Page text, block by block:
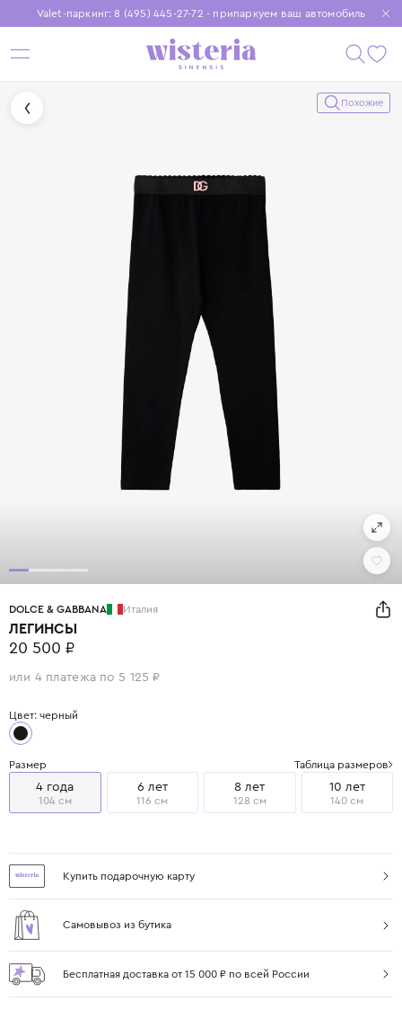
Valet-паркинг: 8 (495) 445-27-72 - припаркуем ваш автомобиль
Бесплатная доставка при заказе от 15 000 ₽
Установите приложение, чтобы покупки были еще удобнее
Похожие
DOLCE & GABBANA Италия
ЛЕГИНСЫ
20 500 ₽
или 4 платежа по 5 125 ₽
Цвет: черный
Размер Таблица размеров
4 года
104 см
6 лет
116 см
8 лет
128 см
10 лет
140 см
Купить подарочную карту
Самовывоз из бутика
Бесплатная доставка от 15 000 ₽ по всей России